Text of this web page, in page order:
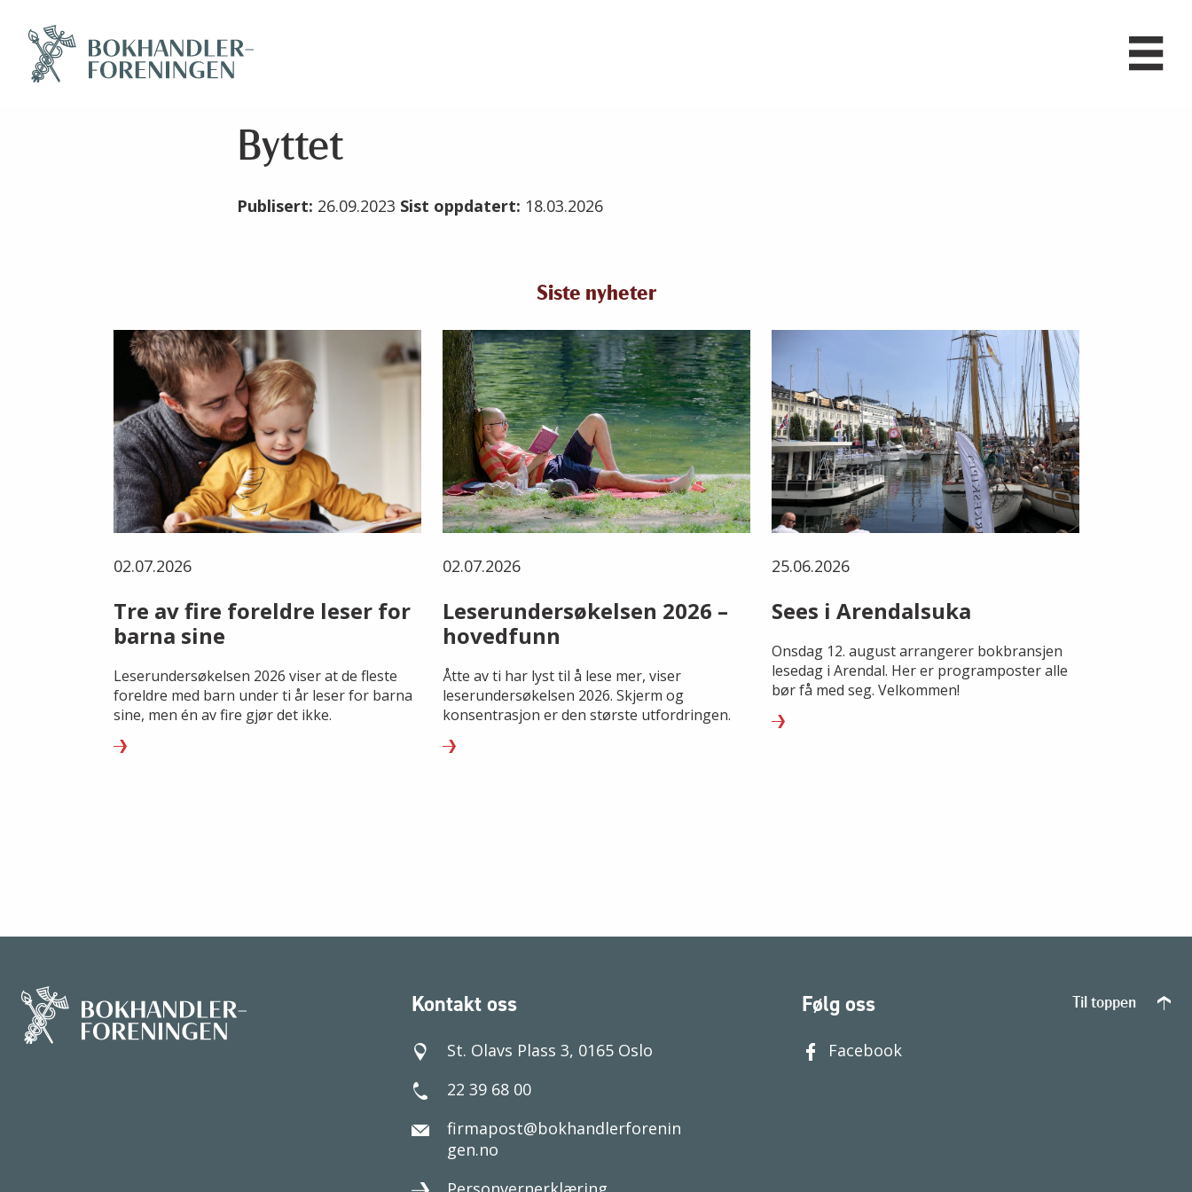
Byttet
Publisert: 26.09.2023 Sist oppdatert: 18.03.2026
Siste nyheter
02.07.2026
Tre av fire foreldre leser for
barna sine
Leserundersøkelsen 2026 viser at de fleste
foreldre med barn under ti år leser for barna
sine, men én av fire gjør det ikke.
02.07.2026
Leserundersøkelsen 2026 –
hovedfunn
Åtte av ti har lyst til å lese mer, viser
leserundersøkelsen 2026. Skjerm og
konsentrasjon er den største utfordringen.
25.06.2026
Sees i Arendalsuka
Onsdag 12. august arrangerer bokbransjen
lesedag i Arendal. Her er programposter alle
bør få med seg. Velkommen!
Kontakt oss
St. Olavs Plass 3, 0165 Oslo
22 39 68 00
firmapost@bokhandlerforenin
gen.no
Følg oss
Facebook
Til toppen